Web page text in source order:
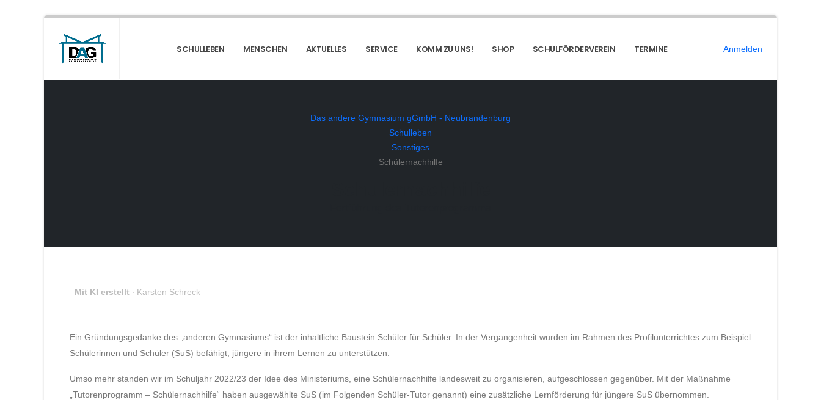
SCHULLEBEN MENSCHEN AKTUELLES SERVICE KOMM ZU UNS! SHOP SCHULFÖRDERVEREIN TERMINE Anmelden
Das andere Gymnasium gGmbH - Neubrandenburg
Schulleben
Sonstiges
Schülernachhilfe
Mit KI erstellt ∙ Karsten Schreck
Ein Gründungsgedanke des „anderen Gymnasiums“ ist der inhaltliche Baustein Schüler für Schüler. In der Vergangenheit wurden im Rahmen des Profilunterrichtes zum Beispiel
Schülerinnen und Schüler (SuS) befähigt, jüngere in ihrem Lernen zu unterstützen.
Umso mehr standen wir im Schuljahr 2022/23 der Idee des Ministeriums, eine Schülernachhilfe landesweit zu organisieren, aufgeschlossen gegenüber. Mit der Maßnahme
„Tutorenprogramm – Schülernachhilfe“ haben ausgewählte SuS (im Folgenden Schüler-Tutor genannt) eine zusätzliche Lernförderung für jüngere SuS übernommen.